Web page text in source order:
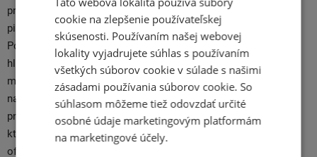
pneumatiky s výrazným dezénom, ktorý sa ľahko prepichuje
pieskom a poskytuje vynikajúci výkon na takomto povrchu.
Pokiaľ sa chystáte do blatistého terénu, CST má pneumatiky s
hlbokým a agresívnym dezénom, ktorý vám poskytne
maximálnu trakciu a samozrejme nechýbajú ani pneumatiky
navrhnuté špeciálne pre zasnežené podmienky. Pri výbere ATV
pneumatík CST si môžete byť istí, že získate kvalitný výrobok,
ktorý vám poskytne výnimočný výkon a spoľahlivosť vo vašich
off-road dobrodružstvách.
cookie na zlepšenie používateľskej
skúsenosti. Používaním našej webovej
lokality vyjadrujete súhlas s používaním
všetkých súborov cookie v súlade s našimi
zásadami používania súborov cookie. So
súhlasom môžeme tiež odovzdať určité
osobné údaje marketingovým platformám
na marketingové účely.